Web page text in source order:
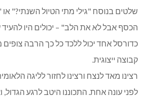
שלטים בנוסח "גילי מתי הטיול השנתי?"
הכסף אבל לא את הלב" – יכולים היו
כדורסל אחד יכול ללכד כל כך הרבה
קבוצה ייצוגית.
רצינו מאד לנצח ורצינו לחזור לליגה
לפני עונה אחת. התכוננו היטב לרגע הגדול,